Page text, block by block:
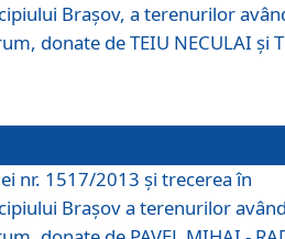
Braşov, a terenurilor
donate de TEIU NECULAI şi
nr. 1517/2013 şi trecerea în
Braşov a terenurilor